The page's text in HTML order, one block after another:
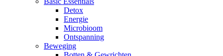
Detox
Energie
Microbioom
Ontspanning
Beweging